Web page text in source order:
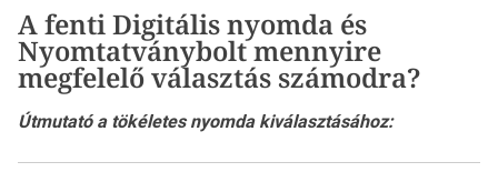
A fenti Digitális nyomda és
Nyomtatványbolt mennyire
megfelelő választás számodra?
Útmutató a tökéletes nyomda kiválasztásához: